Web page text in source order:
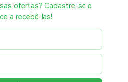
ofertas? Cadastre-se e
a recebê-las!